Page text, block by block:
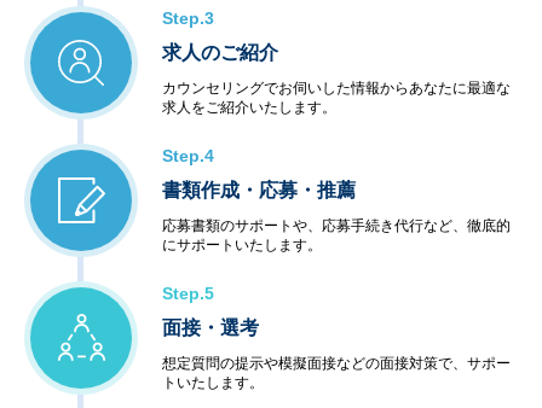
Step.3
求人のご紹介
カウンセリングでお伺いした情報からあなたに最適な
求人をご紹介いたします。
Step.4
書類作成・応募・推薦
応募書類のサポートや、応募手続き代行など、徹底的
にサポートいたします。
Step.5
面接・選考
想定質問の提示や模擬面接などの面接対策で、サポー
トいたします。